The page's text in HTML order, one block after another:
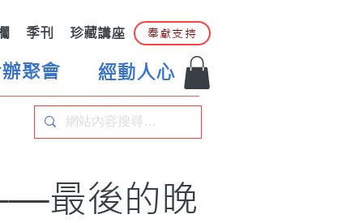
季刊 珍藏講座 奉獻支持
聚會 經動人心
最後的晚